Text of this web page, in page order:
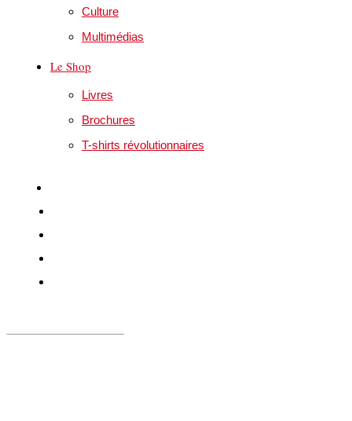
Culture
Multimédias
Le Shop
Livres
Brochures
T-shirts révolutionnaires